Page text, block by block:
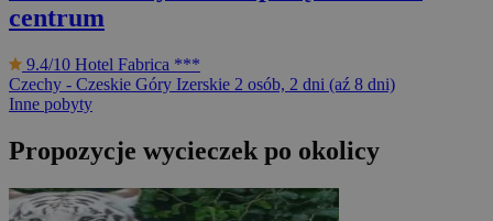
centrum
9.4/10 Hotel Fabrica ***
Czechy - Czeskie Góry Izerskie 2 osób, 2 dni (aź 8 dni)
Inne pobyty
Propozycje wycieczek po okolicy